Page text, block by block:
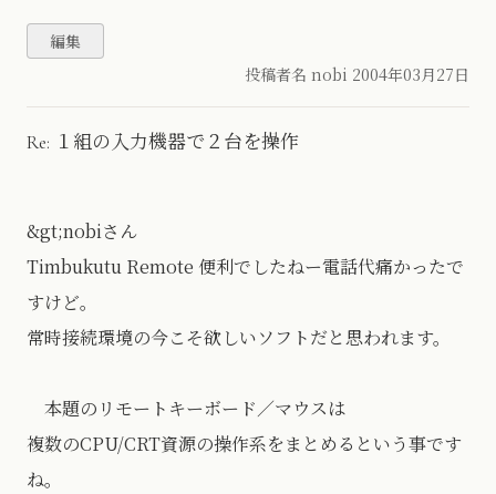
投稿者名 nobi 2004年03月27日
Re: １組の入力機器で２台を操作
&gt;nobiさん
Timbukutu Remote 便利でしたねー電話代痛かったで
すけど。
常時接続環境の今こそ欲しいソフトだと思われます。
本題のリモートキーボード／マウスは
複数のCPU/CRT資源の操作系をまとめるという事です
ね。